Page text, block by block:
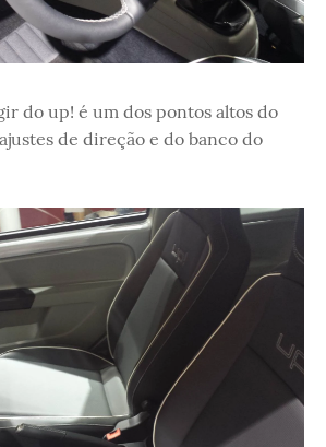
do up! é um dos pontos altos do
de direção e do banco do